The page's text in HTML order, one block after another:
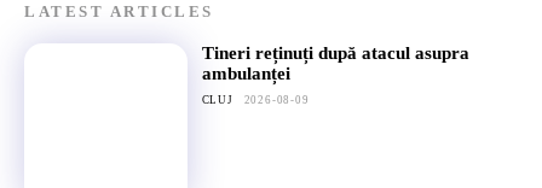
LATEST ARTICLES
Tineri reținuți după atacul asupra
ambulanței
CLUJ 2026-08-09